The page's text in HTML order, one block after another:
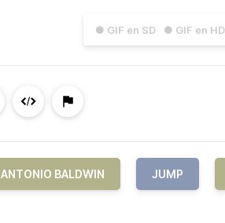
● GIF en SD ● GIF en HD
ANTONIO BALDWIN JUMP